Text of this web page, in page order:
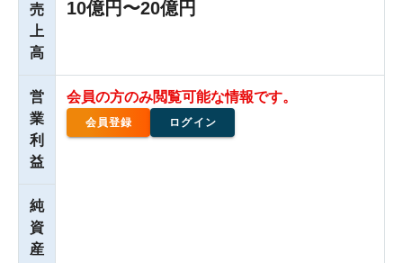
売
上
高
10億円〜20億円
営
業
利
益
会員の方のみ閲覧可能な情報です。
会員登録 ログイン
純
資
産